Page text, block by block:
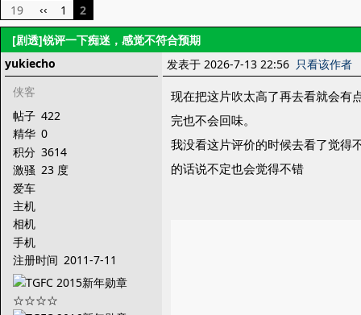
19
‹‹ 1
2
[剧透]锐评一下痴迷，感觉不符合预期
yukiecho
侠客
帖子 422
精华 0
积分 3614
激骚 23 度
爱车
主机
相机
手机
注册时间 2011-7-11
发表于 2026-7-13 22:56 只看该作者
现在把这片吹太高了再去看就会有
完也不会回味。
我没看这片评价的时候去看了觉得
的话说不定也会觉得不错